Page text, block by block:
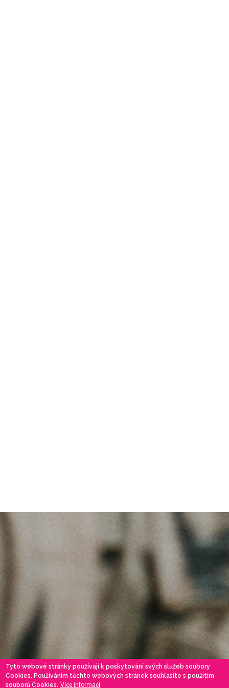
Tyto webové stránky používají k poskytování svých služeb soubory
Cookies. Používáním těchto webových stránek souhlasíte s použitím
souborů Cookies. Více informací